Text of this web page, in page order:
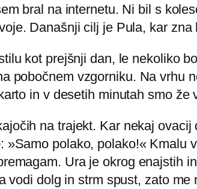
bral na internetu. Ni bil s
Današnji cilj je Pula, kar
kot prejšnji dan, le nekoliko
pobočnem vzgorniku. Na vrhu
in v desetih minutah smo že
na trajekt. Kar nekaj
»Samo polako, polako!«
Ura je okrog enajstih
vodi dolg in strm spust, zato